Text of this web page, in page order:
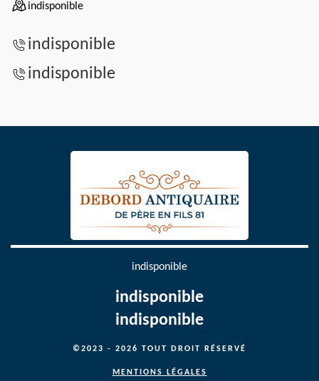
indisponible
indisponible
indisponible
indisponible
indisponible
indisponible
©2023 - 2026 TOUT DROIT RÉSERVÉ
MENTIONS LÉGALES